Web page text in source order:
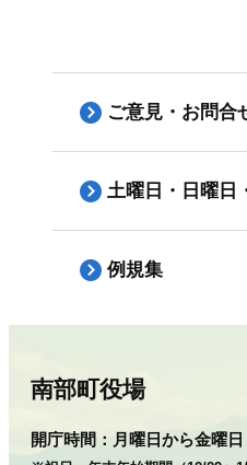
ご意見・お問合
土曜日・日曜日
例規集
南部町役場
開庁時間： 月曜日から金曜日